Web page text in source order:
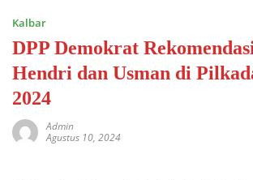
Kalbar
DPP Demokrat
Hendri dan Usman di
2024
Admin
Agustus 10, 2024